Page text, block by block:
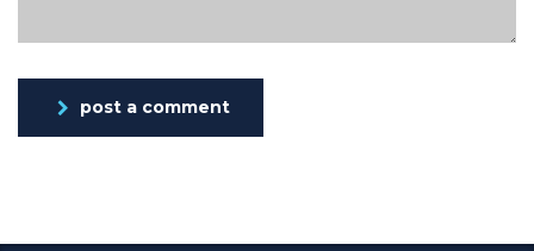
post a comment